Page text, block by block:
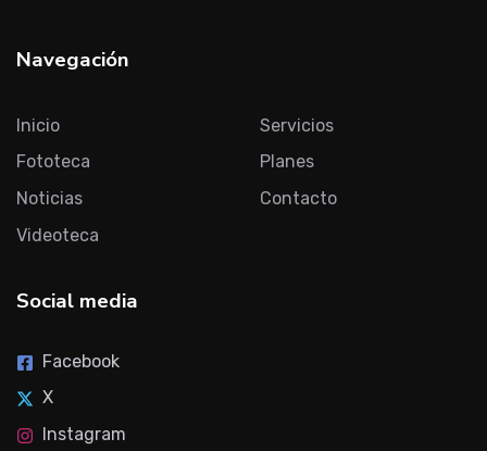
Navegación
Inicio
Fototeca
Noticias
Videoteca
Servicios
Planes
Contacto
Social media
Facebook
X
Instagram